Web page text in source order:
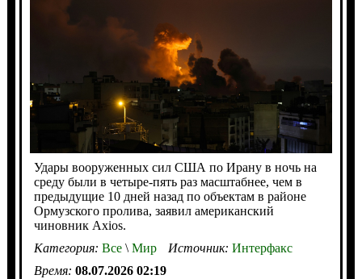
Удары вооруженных сил США по Ирану в ночь на
среду были в четыре-пять раз масштабнее, чем в
предыдущие 10 дней назад по объектам в районе
Ормузского пролива, заявил американский
чиновник Axios.
Категория: Все\Мир Источник: Интерфакс
Время: 08.07.2026 02:19